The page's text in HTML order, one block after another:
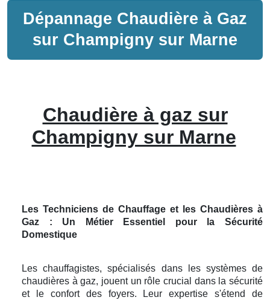
Dépannage Chaudière à Gaz
sur Champigny sur Marne
Chaudière à gaz sur
Champigny sur Marne
Les Techniciens de Chauffage et les Chaudières à
Gaz : Un Métier Essentiel pour la Sécurité
Domestique
Les chauffagistes, spécialisés dans les systèmes de
chaudières à gaz, jouent un rôle crucial dans la sécurité
et le confort des foyers. Leur expertise s'étend de